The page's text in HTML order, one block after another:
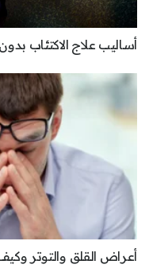
أساليب علاج الاكتئاب
أعراض القلق والتوتر